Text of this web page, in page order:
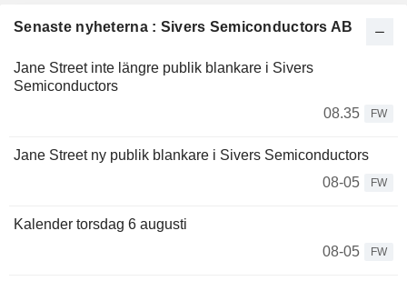
Senaste nyheterna : Sivers Semiconductors AB
Jane Street inte längre publik blankare i Sivers
Semiconductors
08.35
FW
Jane Street ny publik blankare i Sivers Semiconductors
08-05
FW
Kalender torsdag 6 augusti
08-05
FW